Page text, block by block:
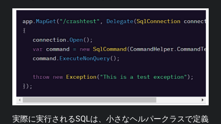
実際に実行されるSQLは、小さなヘルパークラスで定義